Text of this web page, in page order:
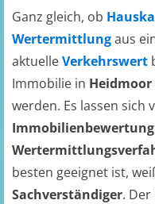
Ganz gleich, ob
Wertermittlungaus
aktuelleVerkehrswert
Immobilie in Heidmoor
werden. Es lassen sich
Immobilienbewertung
besten geeignet ist,
Sachverständiger.